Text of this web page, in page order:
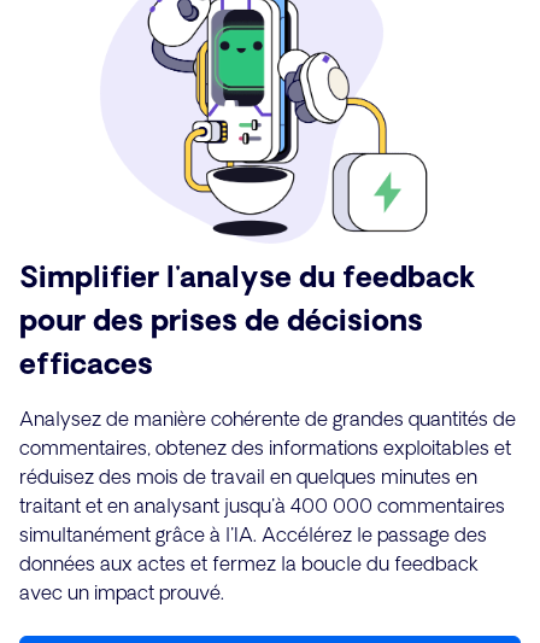
Simplifier l'analyse du feedback
pour des prises de décisions
efficaces
Analysez de manière cohérente de grandes quantités de
commentaires, obtenez des informations exploitables et
réduisez des mois de travail en quelques minutes en
traitant et en analysant jusqu'à 400 000 commentaires
simultanément grâce à l'IA. Accélérez le passage des
données aux actes et fermez la boucle du feedback
avec un impact prouvé.